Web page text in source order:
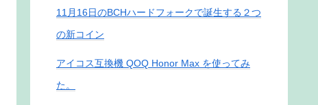
11月16日のBCHハードフォークで誕生する２つ
の新コイン
アイコス互換機 QOQ Honor Max を使ってみ
た。